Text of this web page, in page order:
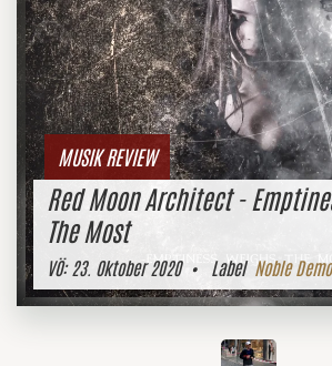
MUSIK REVIEW
Red Moon Architect -
The Most
VÖ:23. Oktober 2020• Label Noble